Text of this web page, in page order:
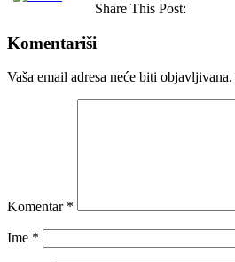
Share This Post:
Komentariši
Vaša email adresa neće biti objavljivana.
Komentar *
Ime *